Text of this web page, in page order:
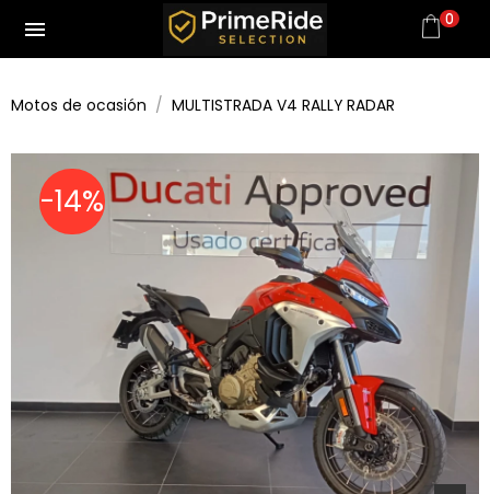
menu 0
Motos de ocasión MULTISTRADA V4 RALLY RADAR
-14%